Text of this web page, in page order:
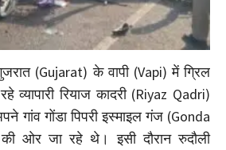
(Gujarat) के वापी (Vapi) में ग्रिल
व्यापारी रियाज कादरी (Riyaz Qadri)
गांव गोंडा पिपरी इस्माइल गंज (Gonda
ओर जा रहे थे। इसी दौरान रुदौली